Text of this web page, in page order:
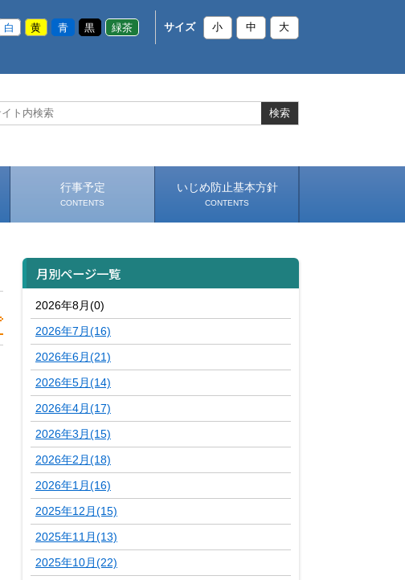
白 黄 青 黒 緑茶 サイズ 小 中 大
行事予定
CONTENTS
いじめ防止基本方針
CONTENTS
月別ページ一覧
2026年8月(0)
2026年7月(16)
2026年6月(21)
2026年5月(14)
2026年4月(17)
2026年3月(15)
2026年2月(18)
2026年1月(16)
2025年12月(15)
2025年11月(13)
2025年10月(22)